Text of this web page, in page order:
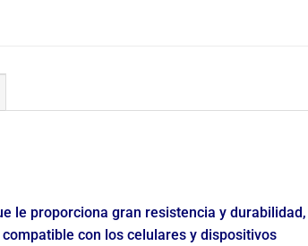
le proporciona gran resistencia y
con los celulares y dispositivos